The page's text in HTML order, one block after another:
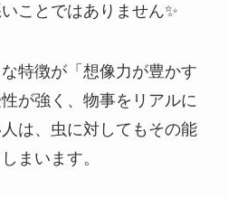
ことではありません✨
特徴が「想像力が豊かす
が強く、物事をリアルに
は、虫に対してもその能
まいます。